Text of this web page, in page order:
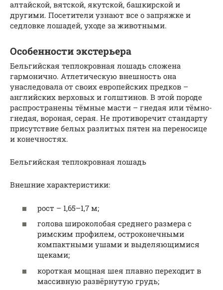
алтайской, вятской, якутской, башкирской и
другими. Посетители узнают все о запряжке и
седловке лошадей, уходе за животными.
Особенности экстерьера
Бельгийская теплокровная лошадь сложена
гармонично. Атлетическую внешность она
унаследовала от своих европейских предков –
английских верховых и голштинов. В этой породе
распространены тёмные масти – гнедая или тёмно-
гнедая, вороная, серая. Не противоречит стандарту
присутствие белых разлитых пятен на переносице
и конечностях.
Бельгийская теплокровная лошадь
Внешние характеристики:
рост – 1,65–1,7 м;
голова широколобая среднего размера с
римским профилем, остроконечными
компактными ушами и выделяющимися
щеками;
короткая мощная шея плавно переходит в
массивную развёрнутую грудь;